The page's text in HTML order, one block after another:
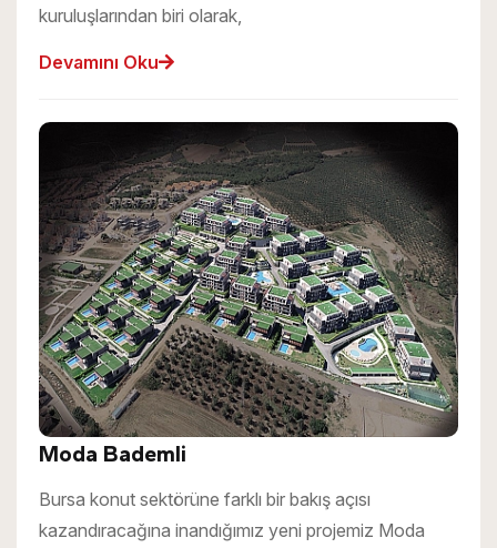
kuruluşlarından biri olarak,
Devamını Oku
Moda Bademli
Bursa konut sektörüne farklı bir bakış açısı
kazandıracağına inandığımız yeni projemiz Moda